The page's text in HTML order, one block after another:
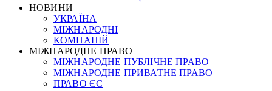
НОВИНИ
УКРАЇНА
МІЖНАРОДНІ
КОМПАНІЙ
МІЖНАРОДНЕ ПРАВО
МІЖНАРОДНЕ ПУБЛІЧНЕ ПРАВО
МІЖНАРОДНЕ ПРИВАТНЕ ПРАВО
ПРАВО ЄС